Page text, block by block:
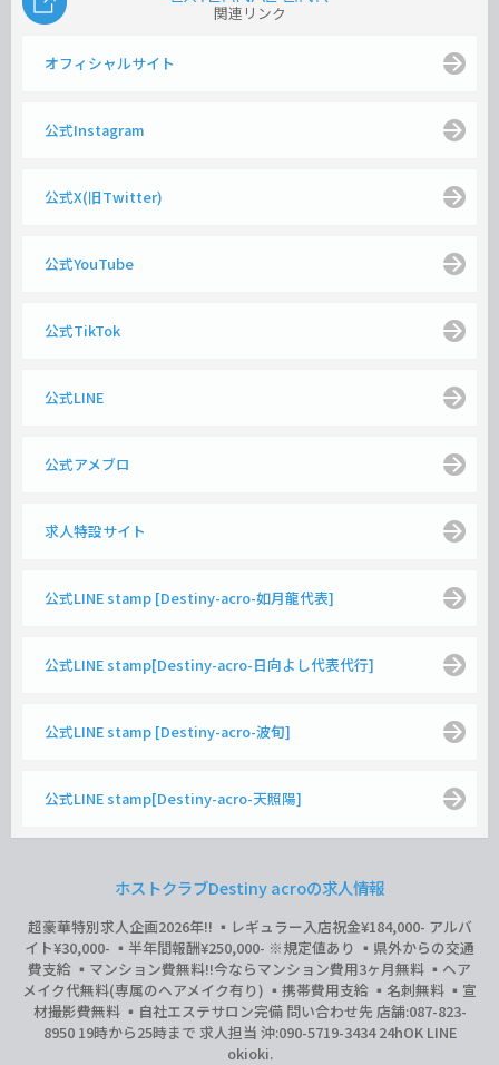
関連リンク
オフィシャルサイト
公式Instagram
公式X(旧Twitter)
公式YouTube
公式TikTok
公式LINE
公式アメブロ
求人特設サイト
公式LINE stamp [Destiny-acro-如月龍代表]
公式LINE stamp[Destiny-acro-日向よし代表代行]
公式LINE stamp [Destiny-acro-波旬]
公式LINE stamp[Destiny-acro-天照陽]
ホストクラブDestiny acroの求人情報
超豪華特別求人企画2026年‼︎ ▪️レギュラー入店祝金¥184,000- アルバ
イト¥30,000- ▪️半年間報酬¥250,000- ※規定値あり ▪️県外からの交通
費支給 ▪️マンション費無料‼︎今ならマンション費用3ヶ月無料 ▪️ヘア
メイク代無料(専属のヘアメイク有り) ▪️携帯費用支給 ▪️名刺無料 ▪️宣
材撮影費無料 ▪️自社エステサロン完備 問い合わせ先 店舗:087-823-
8950 19時から25時まで 求人担当 沖:090-5719-3434 24hOK LINE
okioki.